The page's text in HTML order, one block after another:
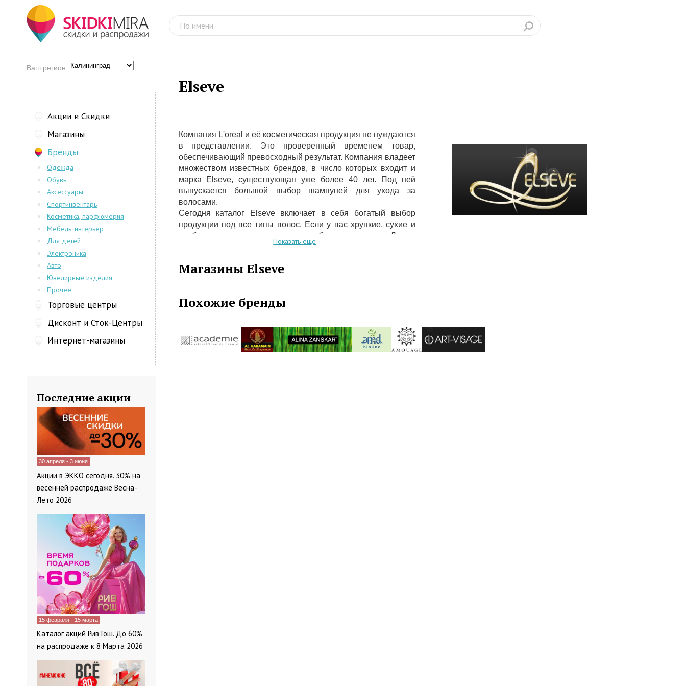
Elseve
Компания L'oreal и её косметическая продукция не нуждаются
в представлении. Это проверенный временем товар,
обеспечивающий превосходный результат. Компания владеет
множеством известных брендов, в число которых входит и
марка Elseve, существующая уже более 40 лет. Под ней
выпускается большой выбор шампуней для ухода за
волосами.
Сегодня каталог Elseve включает в себя богатый выбор
продукции под все типы волос. Если у вас хрупкие, сухие и
слабые волосы, то не спешите бежать к врачу. Лучше
воспользуйтесь шампунями данной торговой марки, которые
питательными веществами. Возвращается блеск и
обратите внимание на сепию сопутствующих товаров:
помощь при уходе за волосами. Сальность, сухость, ломкость
– все эти неприятные слова вы вскоре забудете.
Показать еще
Магазины Elseve
Похожие бренды
Ваш регион:
Акции и Скидки
Магазины
Бренды
Одежда
Обувь
Аксессуары
Спортинвентарь
Косметика, парфюмерия
Мебель, интерьер
Для детей
Электроника
Авто
Ювелирные изделия
Прочее
Торговые центры
Дисконт и Сток-Центры
Интернет-магазины
Последние акции
30 апреля - 3 июня
Акции в ЭККО сегодня. 30% на
весенней распродаже Весна-
Лето 2026
15 февраля - 15 марта
Каталог акций Рив Гош. До 60%
на распродаже к 8 Марта 2026